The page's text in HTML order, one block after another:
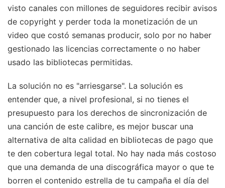
visto canales con millones de seguidores recibir avisos
de copyright y perder toda la monetización de un
video que costó semanas producir, solo por no haber
gestionado las licencias correctamente o no haber
usado las bibliotecas permitidas.
La solución no es "arriesgarse". La solución es
entender que, a nivel profesional, si no tienes el
presupuesto para los derechos de sincronización de
una canción de este calibre, es mejor buscar una
alternativa de alta calidad en bibliotecas de pago que
te den cobertura legal total. No hay nada más costoso
que una demanda de una discográfica mayor o que te
borren el contenido estrella de tu campaña el día del